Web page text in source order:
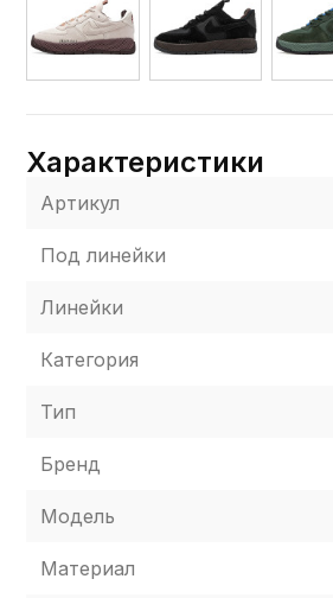
Характеристики
Артикул
Под линейки
Линейки
Категория
Тип
Бренд
Модель
Материал